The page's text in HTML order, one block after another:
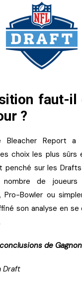
faut-il
?
Bleacher Report a
choix les plus sûrs
penché sur les
nombre de
Pro-Bowler ou
son analyse en
de Gagnon
Draft